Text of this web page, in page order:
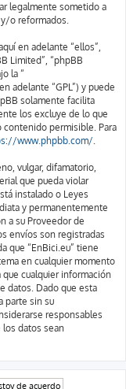
legalmente sometido a
o reformados.
en adelante “ellos”,
Limited”, “phpBB
la “
adelante “GPL”) y puede
solamente facilita
los excluye de lo que
permisible. Para
www.phpbb.com/.
vulgar, difamatorio,
que pueda violar
instalado o Leyes
y permanentemente
a su Proveedor de
envíos son registradas
que “EnBici.eu” tiene
en cualquier momento
cualquier información
datos. Dado que esta
parte sin su
responsables
datos sean